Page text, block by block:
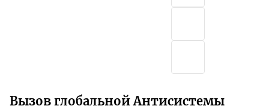
Вызов глобальной Антисистемы